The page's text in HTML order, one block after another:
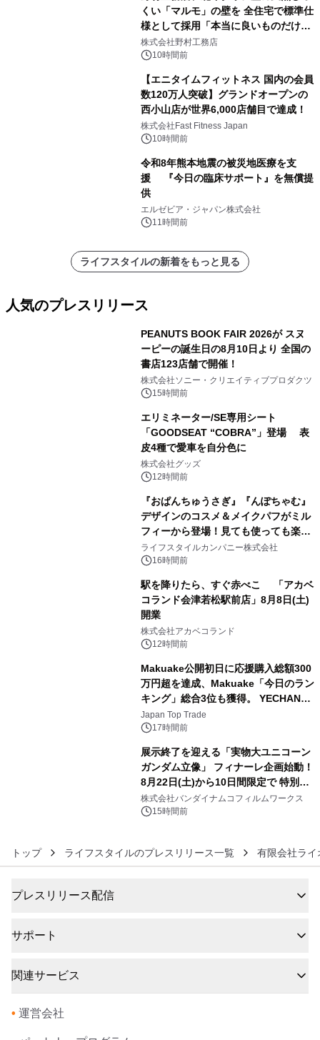
くい「マルモ」の壁を 全住宅で標準仕
様として採用「本当に良いものだけに
こだわる」
株式会社野村工務店
10時間前
【エニタイムフィットネス 国内の会員
数120万人突破】グランドオープンの
西小山店が世界6,000店舗目で達成！
株式会社Fast Fitness Japan
10時間前
令和8年熊本地震の被災地医療を支
援 『今日の臨床サポート』を無償提
供
エルゼビア・ジャパン株式会社
11時間前
ライフスタイルの新着をもっと見る
人気のプレスリリース
PEANUTS BOOK FAIR 2026が スヌ
ーピーの誕生日の8月10日より 全国の
書店123店舗で開催！
株式会社ソニー・クリエイティブプロダクツ
15時間前
エリミネーター/SE専用シート
「GOODSEAT “COBRA”」登場 表
皮4種で愛車を自分色に
株式会社グッズ
12時間前
『おぱんちゅうさぎ』『んぽちゃむ』
デザインのコスメ＆メイクパフがミル
フィーから登場！見ても使っても楽し
い、ポップでキュートなコレクショ
ン。
ライフスタイルカンパニー株式会社
16時間前
駅を降りたら、すぐ赤べこ 「アカベ
コランド会津若松駅前店」8月8日(土)
開業
株式会社アカベコランド
12時間前
Makuake公開初日に応援購入総額300
万円超を達成、Makuake「今日のラン
キング」総合3位も獲得。 YECHAN音
浴シンギングボウル第2弾の大型サイ
ズ（XL・2XL・3XL）を先行販売中
Japan Top Trade
17時間前
展示終了を迎える「実物大ユニコーン
ガンダム立像」 フィナーレ企画始動！
8月22日(土)から10日間限定で 特別映
像『UNICORN GUNDAM Statue ―
BEYOND POSSIBILITY ―』を上映！
株式会社バンダイナムコフィルムワークス
15時間前
トップ ライフスタイルのプレスリリース一覧 有限会社ラ
プレスリリース配信
サポート
関連サービス
• 運営会社